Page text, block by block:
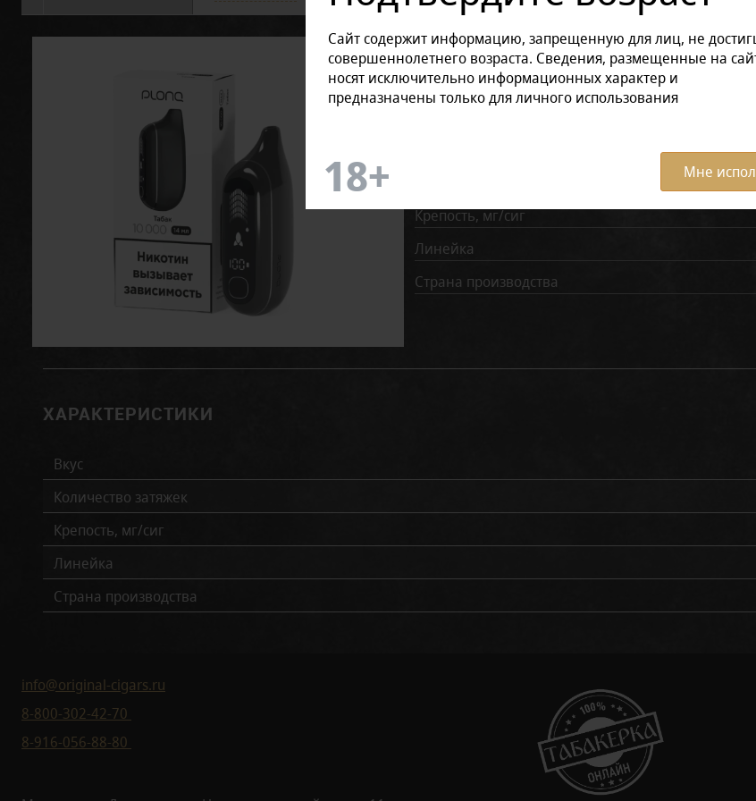
Сайт содержит информацию, запрещенную для лиц, не
совершеннолетнего возраста. Сведения, размещенные на
носят исключительно информационных характер и
предназначены только для личного использования
Мне
Отзывов: 0
Характеристики:
Крепость, мг/сиг
Линейка
Страна производства
ХАРАКТЕРИСТИКИ
Вкус
Количество затяжек
Крепость, мг/сиг
Линейка
Страна производства
info@original-cigars.ru
8-800-302-42-70
8-916-056-88-80